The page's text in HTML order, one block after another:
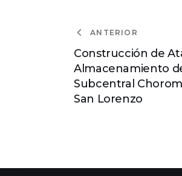
ANTERIOR
Construcción de
Almacenamiento
Subcentral
San Lorenzo